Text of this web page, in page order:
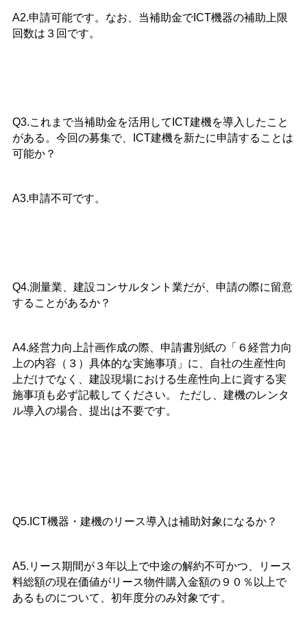
A2.申請可能です。なお、当補助金でICT機器の補助上限
回数は３回です。
Q3.これまで当補助金を活用してICT建機を導入したこと
がある。今回の募集で、ICT建機を新たに申請することは
可能か？
A3.申請不可です。
Q4.測量業、建設コンサルタント業だが、申請の際に留意
することがあるか？
A4.経営力向上計画作成の際、申請書別紙の「６経営力向
上の内容（３）具体的な実施事項」に、自社の生産性向
上だけでなく、建設現場における生産性向上に資する実
施事項も必ず記載してください。
ただし、建機のレンタ
ル導入の場合、提出は不要です。
Q5.ICT機器・建機のリース導入は補助対象になるか？
A5.リース期間が３年以上で中途の解約不可かつ、リース
料総額の現在価値がリース物件購入金額の９０％以上で
あるものについて、初年度分のみ対象です。